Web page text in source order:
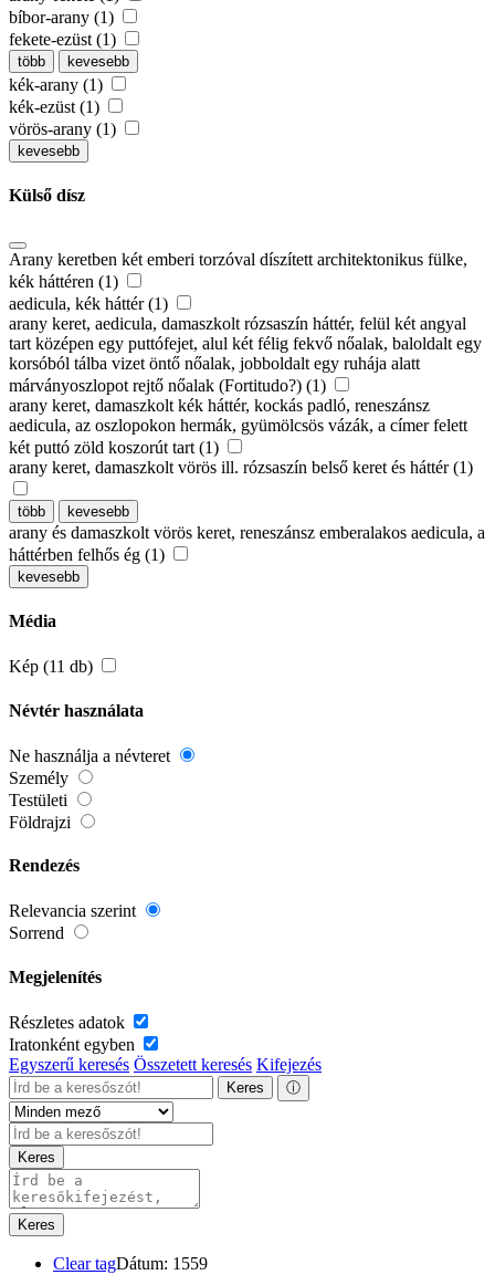
bíbor-arany (1)
fekete-ezüst (1)
több kevesebb
kék-arany (1)
kék-ezüst (1)
vörös-arany (1)
kevesebb
Külső dísz
Arany keretben két emberi torzóval díszített architektonikus fülke,
kék háttéren (1)
aedicula, kék háttér (1)
arany keret, aedicula, damaszkolt rózsaszín háttér, felül két angyal
tart középen egy puttófejet, alul két félig fekvő nőalak, baloldalt egy
korsóból tálba vizet öntő nőalak, jobboldalt egy ruhája alatt
márványoszlopot rejtő nőalak (Fortitudo?) (1)
arany keret, damaszkolt kék háttér, kockás padló, reneszánsz
aedicula, az oszlopokon hermák, gyümölcsös vázák, a címer felett
két puttó zöld koszorút tart (1)
arany keret, damaszkolt vörös ill. rózsaszín belső keret és háttér (1)
több kevesebb
arany és damaszkolt vörös keret, reneszánsz emberalakos aedicula, a
háttérben felhős ég (1)
kevesebb
Média
Kép (11 db)
Névtér használata
Ne használja a névteret
Személy
Testületi
Földrajzi
Rendezés
Relevancia szerint
Sorrend
Megjelenítés
Részletes adatok
Iratonként egyben
Egyszerű keresés Összetett keresés Kifejezés
Keres ⓘ
Keres
Keres
Clear tagDátum: 1559